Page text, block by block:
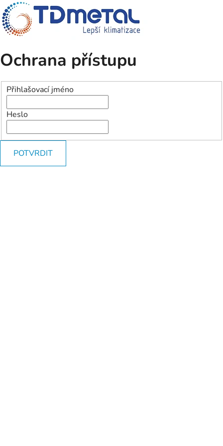
Ochrana přístupu
Přihlašovací jméno
Heslo
POTVRDIT